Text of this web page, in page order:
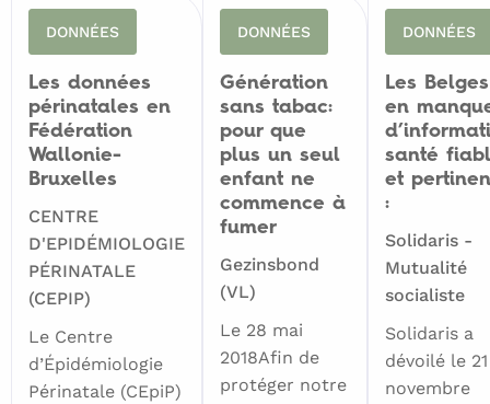
DONNÉES
Les données
périnatales en
Fédération
Wallonie-
Bruxelles
CENTRE
D'EPIDÉMIOLOGIE
PÉRINATALE
(CEPIP)
Le Centre
d’Épidémiologie
Périnatale (CEpiP)
DONNÉES
Génération
sans tabac:
pour que
plus un seul
enfant ne
commence à
fumer
Gezinsbond
(VL)
Le 28 mai
2018Afin de
protéger notre
DONNÉES
Les Belges
en
santé
et
:
Solidaris -
Mutualité
socialiste
Solidaris a
dévoilé le 21
novembre